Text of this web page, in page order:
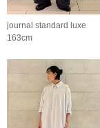
journal standard luxe
163cm